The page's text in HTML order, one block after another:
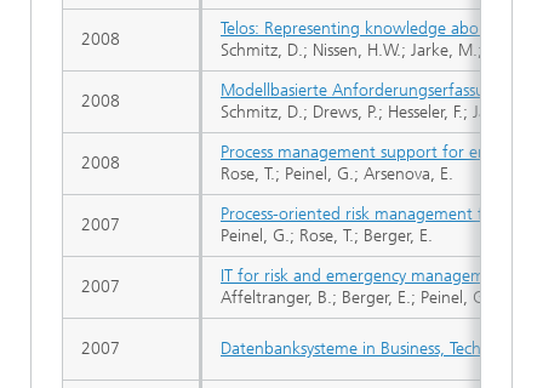
Telos: Representing knowledge about
Schmitz, D.; Nissen, H.W.; Jarke, M.; Rose, T.
Modellbasierte Anforderungserfassung für
Schmitz, D.; Drews, P.; Hesseler, F.; Jarke,
Process management support for
Rose, T.; Peinel, G.; Arsenova, E.
Process-oriented risk management for
Peinel, G.; Rose, T.; Berger, E.
IT for risk and emergency management
Affeltranger, B.; Berger, E.; Peinel, G.; Rose,
Datenbanksysteme in Business,
2008
2008
2008
2007
2007
2007